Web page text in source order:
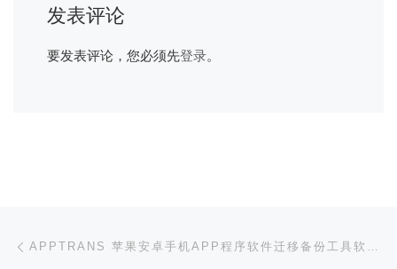
发表评论
要发表评论，您必须先登录。
文章导航 APPTRANS 苹果安卓手机APP程序软件迁移备份工具软件/本站专属优惠 10 元/优惠后￥348